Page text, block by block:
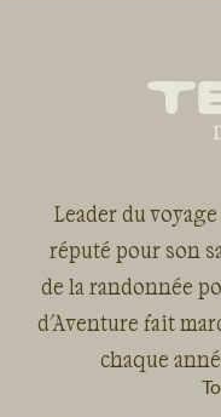
Leader du
réputé pour son
de la randonnée
d'Aventure fait
chaque